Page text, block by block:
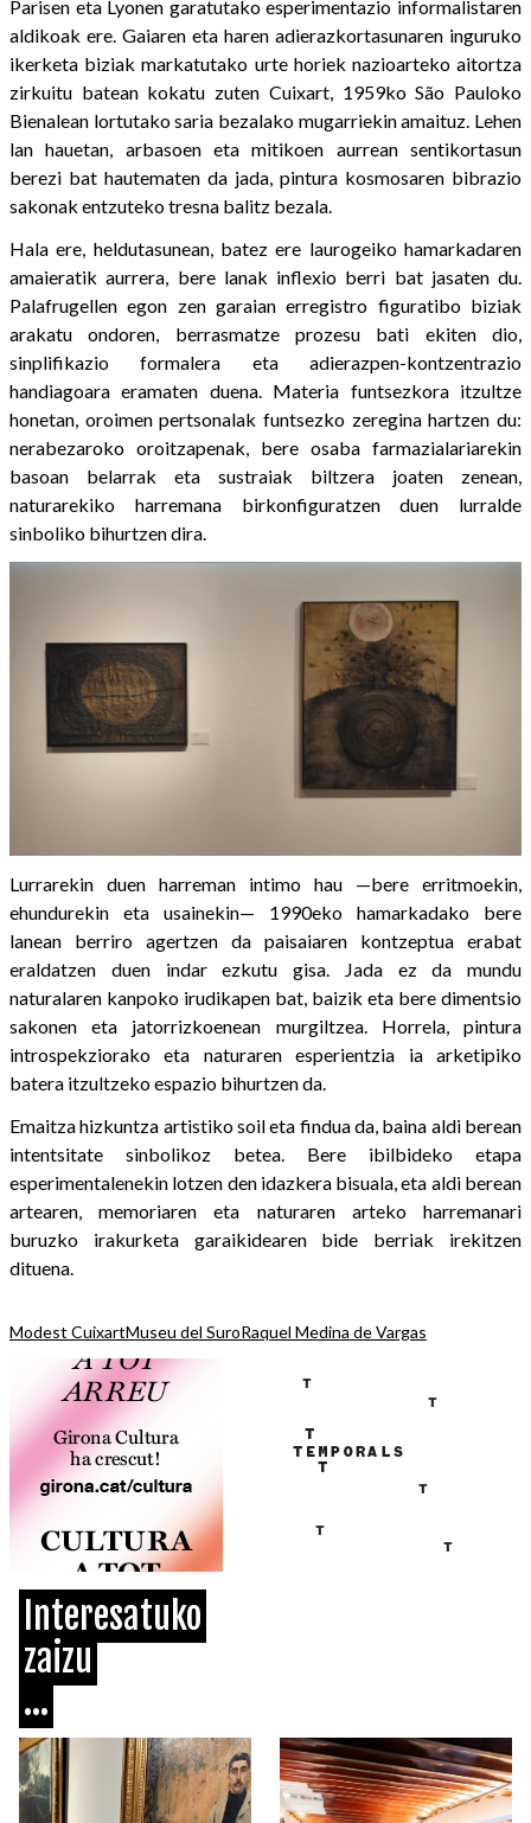
Parisen eta Lyonen garatutako esperimentazio informalistaren
aldikoak ere. Gaiaren eta haren adierazkortasunaren inguruko
ikerketa biziak markatutako urte horiek nazioarteko aitortza
zirkuitu batean kokatu zuten Cuixart, 1959ko São Pauloko
Bienalean lortutako saria bezalako mugarriekin amaituz. Lehen
lan hauetan, arbasoen eta mitikoen aurrean sentikortasun
berezi bat hautematen da jada, pintura kosmosaren bibrazio
sakonak entzuteko tresna balitz bezala.
Hala ere, heldutasunean, batez ere laurogeiko hamarkadaren
amaieratik aurrera, bere lanak inflexio berri bat jasaten du.
Palafrugellen egon zen garaian erregistro figuratibo biziak
arakatu ondoren, berrasmatze prozesu bati ekiten dio,
sinplifikazio formalera eta adierazpen-kontzentrazio
handiagoara eramaten duena. Materia funtsezkora itzultze
honetan, oroimen pertsonalak funtsezko zeregina hartzen du:
nerabezaroko oroitzapenak, bere osaba farmazialariarekin
basoan belarrak eta sustraiak biltzera joaten zenean,
naturarekiko harremana birkonfiguratzen duen lurralde
sinboliko bihurtzen dira.
Lurrarekin duen harreman intimo hau —bere erritmoekin,
ehundurekin eta usainekin— 1990eko hamarkadako bere
lanean berriro agertzen da paisaiaren kontzeptua erabat
eraldatzen duen indar ezkutu gisa. Jada ez da mundu
naturalaren kanpoko irudikapen bat, baizik eta bere dimentsio
sakonen eta jatorrizkoenean murgiltzea. Horrela, pintura
introspekziorako eta naturaren esperientzia ia arketipiko
batera itzultzeko espazio bihurtzen da.
Emaitza hizkuntza artistiko soil eta findua da, baina aldi berean
intentsitate sinbolikoz betea. Bere ibilbideko etapa
esperimentalenekin lotzen den idazkera bisuala, eta aldi berean
artearen, memoriaren eta naturaren arteko harremanari
buruzko irakurketa garaikidearen bide berriak irekitzen
dituena.
Modest CuixartMuseu del SuroRaquel Medina de Vargas
Interesatuko
zaizu
...